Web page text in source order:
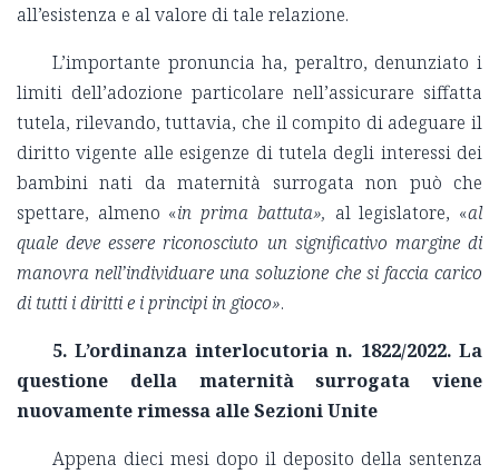
all’esistenza e al valore di tale relazione.
L’importante pronuncia ha, peraltro, denunziato i
limiti dell’adozione particolare nell’assicurare siffatta
tutela, rilevando, tuttavia, che il compito di adeguare il
diritto vigente alle esigenze di tutela degli interessi dei
bambini nati da maternità surrogata non può che
spettare, almeno «in prima battuta», al legislatore, «al
quale deve essere riconosciuto un significativo margine di
manovra nell’individuare una soluzione che si faccia carico
di tutti i diritti e i principi in gioco».
5. L’ordinanza interlocutoria n. 1822/2022. La
questione della maternità surrogata viene
nuovamente rimessa alle Sezioni Unite
Appena dieci mesi dopo il deposito della sentenza